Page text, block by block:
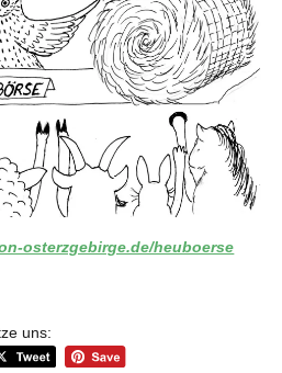
osterzgebirge.de/heuboerse
uns: